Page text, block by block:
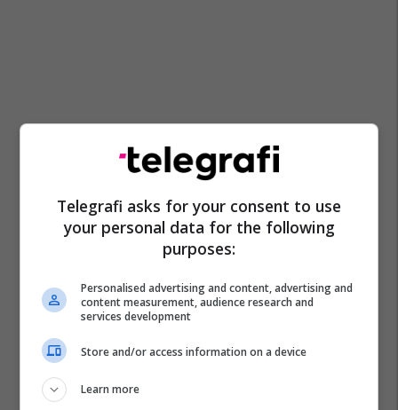
Telegrafi asks for your consent to use
your personal data for the following
purposes:
Personalised advertising and content, advertising and
content measurement, audience research and
services development
Store and/or access information on a device
Learn more